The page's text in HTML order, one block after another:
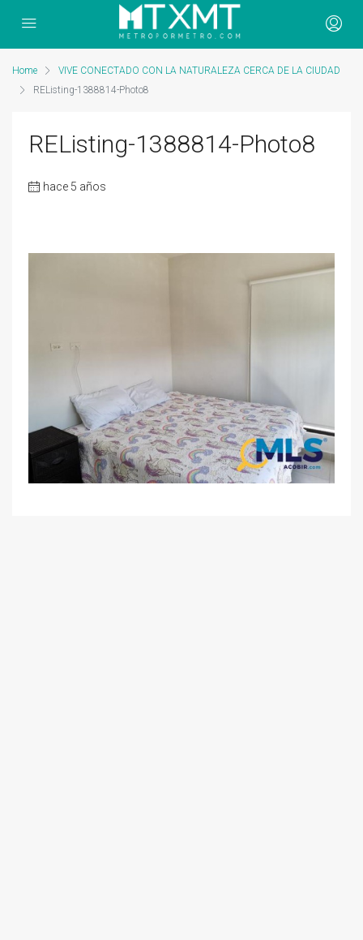
Home
VIVE CONECTADO CON LA NATURALEZA CERCA DE LA CIUDAD
REListing-1388814-Photo8
REListing-1388814-Photo8
hace 5 años